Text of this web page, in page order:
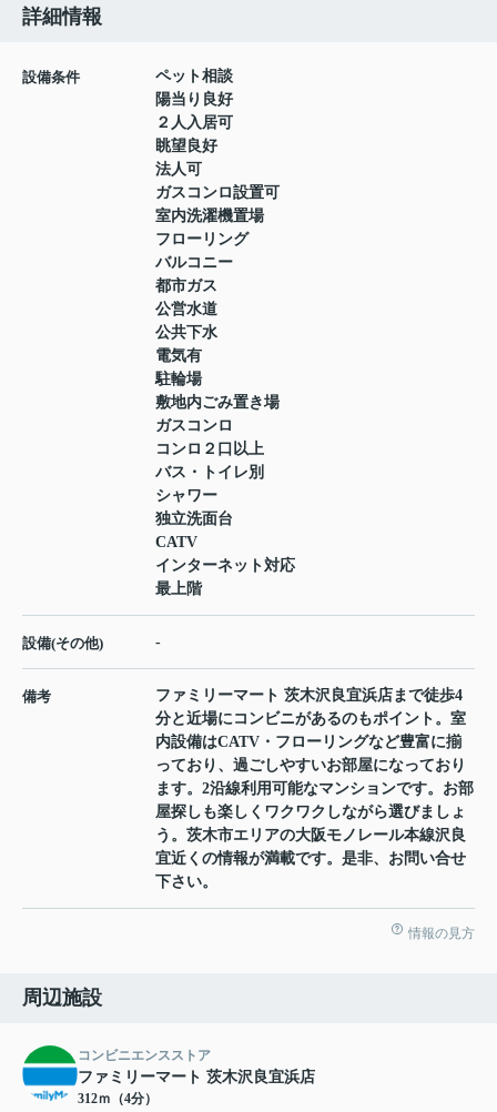
詳細情報
設備条件
ペット相談
陽当り良好
２人入居可
眺望良好
法人可
ガスコンロ設置可
室内洗濯機置場
フローリング
バルコニー
都市ガス
公営水道
公共下水
電気有
駐輪場
敷地内ごみ置き場
ガスコンロ
コンロ２口以上
バス・トイレ別
シャワー
独立洗面台
CATV
インターネット対応
最上階
設備(その他) -
備考
ファミリーマート 茨木沢良宜浜店まで徒歩4
分と近場にコンビニがあるのもポイント。室
内設備はCATV・フローリングなど豊富に揃
っており、過ごしやすいお部屋になっており
ます。2沿線利用可能なマンションです。お部
屋探しも楽しくワクワクしながら選びましょ
う。茨木市エリアの大阪モノレール本線沢良
宜近くの情報が満載です。是非、お問い合せ
下さい。
情報の見方
周辺施設
コンビニエンスストア
ファミリーマート 茨木沢良宜浜店
312ｍ（4分）